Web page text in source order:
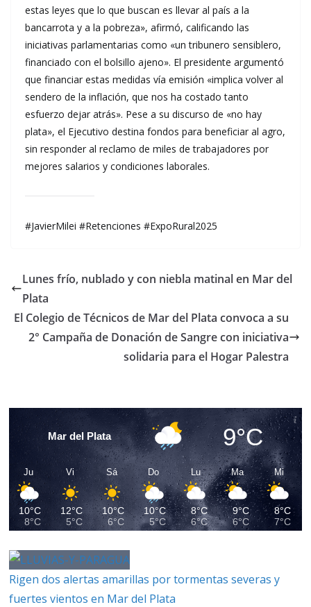
estas leyes que lo que buscan es llevar al país a la
bancarrota y a la pobreza», afirmó, calificando las
iniciativas parlamentarias como «un tribunero sensiblero,
financiado con el bolsillo ajeno». El presidente argumentó
que financiar estas medidas vía emisión «implica volver al
sendero de la inflación, que nos ha costado tanto
esfuerzo dejar atrás». Pese a su discurso de «no hay
plata», el Ejecutivo destina fondos para beneficiar al agro,
sin responder al reclamo de miles de trabajadores por
mejores salarios y condiciones laborales.
#JavierMilei #Retenciones #ExpoRural2025
Lunes frío, nublado y con niebla matinal en Mar del
Plata
El Colegio de Técnicos de Mar del Plata convoca a su
2° Campaña de Donación de Sangre con iniciativa
solidaria para el Hogar Palestra
Mar del Plata 9°C
Ju
10°C
8°C
Vi
12°C
5°C
Sá
10°C
6°C
Do
10°C
5°C
Lu
8°C
6°C
Ma
9°C
6°C
Mi
8°C
7°C
Rigen dos alertas amarillas por tormentas severas y
fuertes vientos en Mar del Plata